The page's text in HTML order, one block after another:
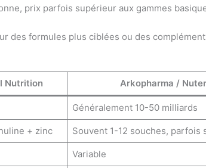
prix parfois supérieur aux gammes
des formules plus ciblées ou des
Nutrition Arkopharma /
Généralement 10-50 milliards
+ zinc Souvent 1-12 souches, parfois
Variable